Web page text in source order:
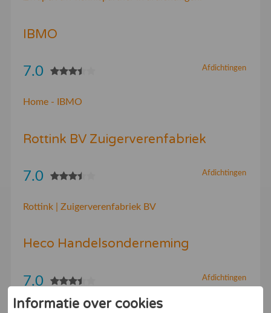
IBMO
Afdichtingen
7.0
Home - IBMO
Rottink BV Zuigerverenfabriek
Afdichtingen
7.0
Rottink | Zuigerverenfabriek BV
Heco Handelsonderneming
Afdichtingen
7.0
Informatie over cookies